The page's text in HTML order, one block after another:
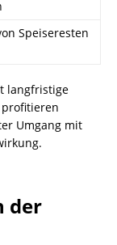
Speiseresten
langfristige
profitieren
Umgang mit
der